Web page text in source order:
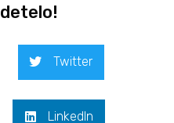
Twitter
LinkedIn